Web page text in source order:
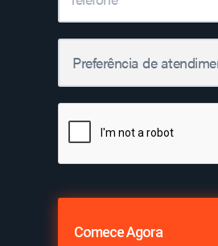
Comece Agora